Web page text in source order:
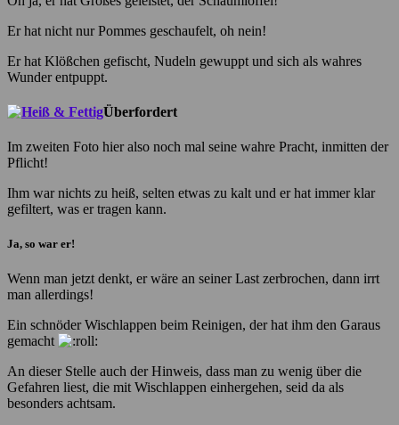
Er hat nicht nur Pommes geschaufelt, oh nein!
Er hat Klößchen gefischt, Nudeln gewuppt und sich als wahres
Wunder entpuppt.
Überfordert
Im zweiten Foto hier also noch mal seine wahre Pracht, inmitten der
Pflicht!
Ihm war nichts zu heiß, selten etwas zu kalt und er hat immer klar
gefiltert, was er tragen kann.
Ja, so war er!
Wenn man jetzt denkt, er wäre an seiner Last zerbrochen, dann irrt
man allerdings!
Ein schnöder Wischlappen beim Reinigen, der hat ihm den Garaus
gemacht
An dieser Stelle auch der Hinweis, dass man zu wenig über die
Gefahren liest, die mit Wischlappen einhergehen, seid da als
besonders achtsam.